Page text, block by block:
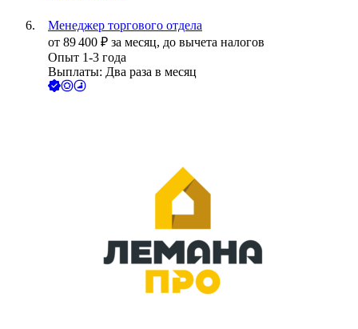
Менеджер торгового отдела
от 89 400 ₽ за месяц, до вычета налогов
Опыт 1-3 года
Выплаты: Два раза в месяц